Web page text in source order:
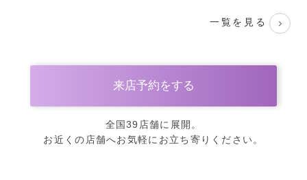
一覧を見る
来店予約をする
全国39店舗に展開。
お近くの店舗へお気軽にお立ち寄りください。